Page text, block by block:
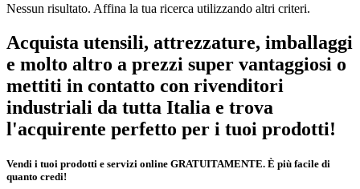
Nessun risultato. Affina la tua ricerca utilizzando altri criteri.
Acquista utensili, attrezzature, imballaggi
e molto altro a prezzi super vantaggiosi o
mettiti in contatto con rivenditori
industriali da tutta Italia e trova
l'acquirente perfetto per i tuoi prodotti!
Vendi i tuoi prodotti e servizi online GRATUITAMENTE. È più facile di
quanto credi!